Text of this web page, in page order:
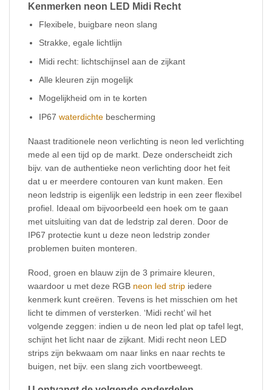
Kenmerken neon LED Midi Recht
Flexibele, buigbare neon slang
Strakke, egale lichtlijn
Midi recht: lichtschijnsel aan de zijkant
Alle kleuren zijn mogelijk
Mogelijkheid om in te korten
IP67waterdichte bescherming
Naast traditionele neon verlichting is neon led verlichting
mede al een tijd op de markt. Deze onderscheidt zich
bijv. van de authentieke neon verlichting door het feit
dat u er meerdere contouren van kunt maken. Een
neon ledstrip is eigenlijk een ledstrip in een zeer flexibel
profiel. Ideaal om bijvoorbeeld een hoek om te gaan
met uitsluiting van dat de ledstrip zal deren. Door de
IP67 protectie kunt u deze neon ledstrip zonder
problemen buiten monteren.
Rood, groen en blauw zijn de 3 primaire kleuren,
waardoor u met deze RGB neon led strip iedere
kenmerk kunt creëren. Tevens is het misschien om het
licht te dimmen of versterken. ‘Midi recht’ wil het
volgende zeggen: indien u de neon led plat op tafel legt,
schijnt het licht naar de zijkant. Midi recht neon LED
strips zijn bekwaam om naar links en naar rechts te
buigen, net bijv. een slang zich voortbeweegt.